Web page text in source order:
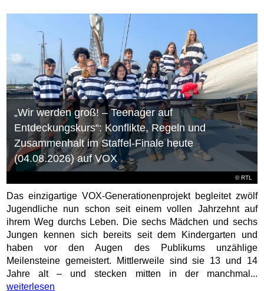
©RTL
„Wir werden groß! – Teenager auf
Entdeckungskurs“: Konflikte, Regeln und
Zusammenhalt im Staffel-Finale heute
(04.08.2026) auf VOX
Das einzigartige VOX-Generationenprojekt begleitet zwölf
Jugendliche nun schon seit einem vollen Jahrzehnt auf
ihrem Weg durchs Leben. Die sechs Mädchen und sechs
Jungen kennen sich bereits seit dem Kindergarten und
haben vor den Augen des Publikums unzählige
Meilensteine gemeistert. Mittlerweile sind sie 13 und 14
Jahre alt – und stecken mitten in der manchmal...
weiterlesen